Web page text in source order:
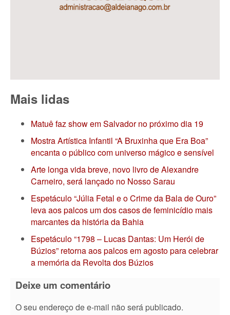
Mais lidas
Matuê faz show em Salvador no próximo dia 19
Mostra Artística Infantil “A Bruxinha que Era Boa”
encanta o público com universo mágico e sensível
Arte longa vida breve, novo livro de Alexandre
Carneiro, será lançado no Nosso Sarau
Espetáculo “Júlia Fetal e o Crime da Bala de Ouro”
leva aos palcos um dos casos de feminicídio mais
marcantes da história da Bahia
Espetáculo “1798 – Lucas Dantas: Um Herói de
Búzios” retorna aos palcos em agosto para celebrar
a memória da Revolta dos Búzios
Deixe um comentário
O seu endereço de e-mail não será publicado.